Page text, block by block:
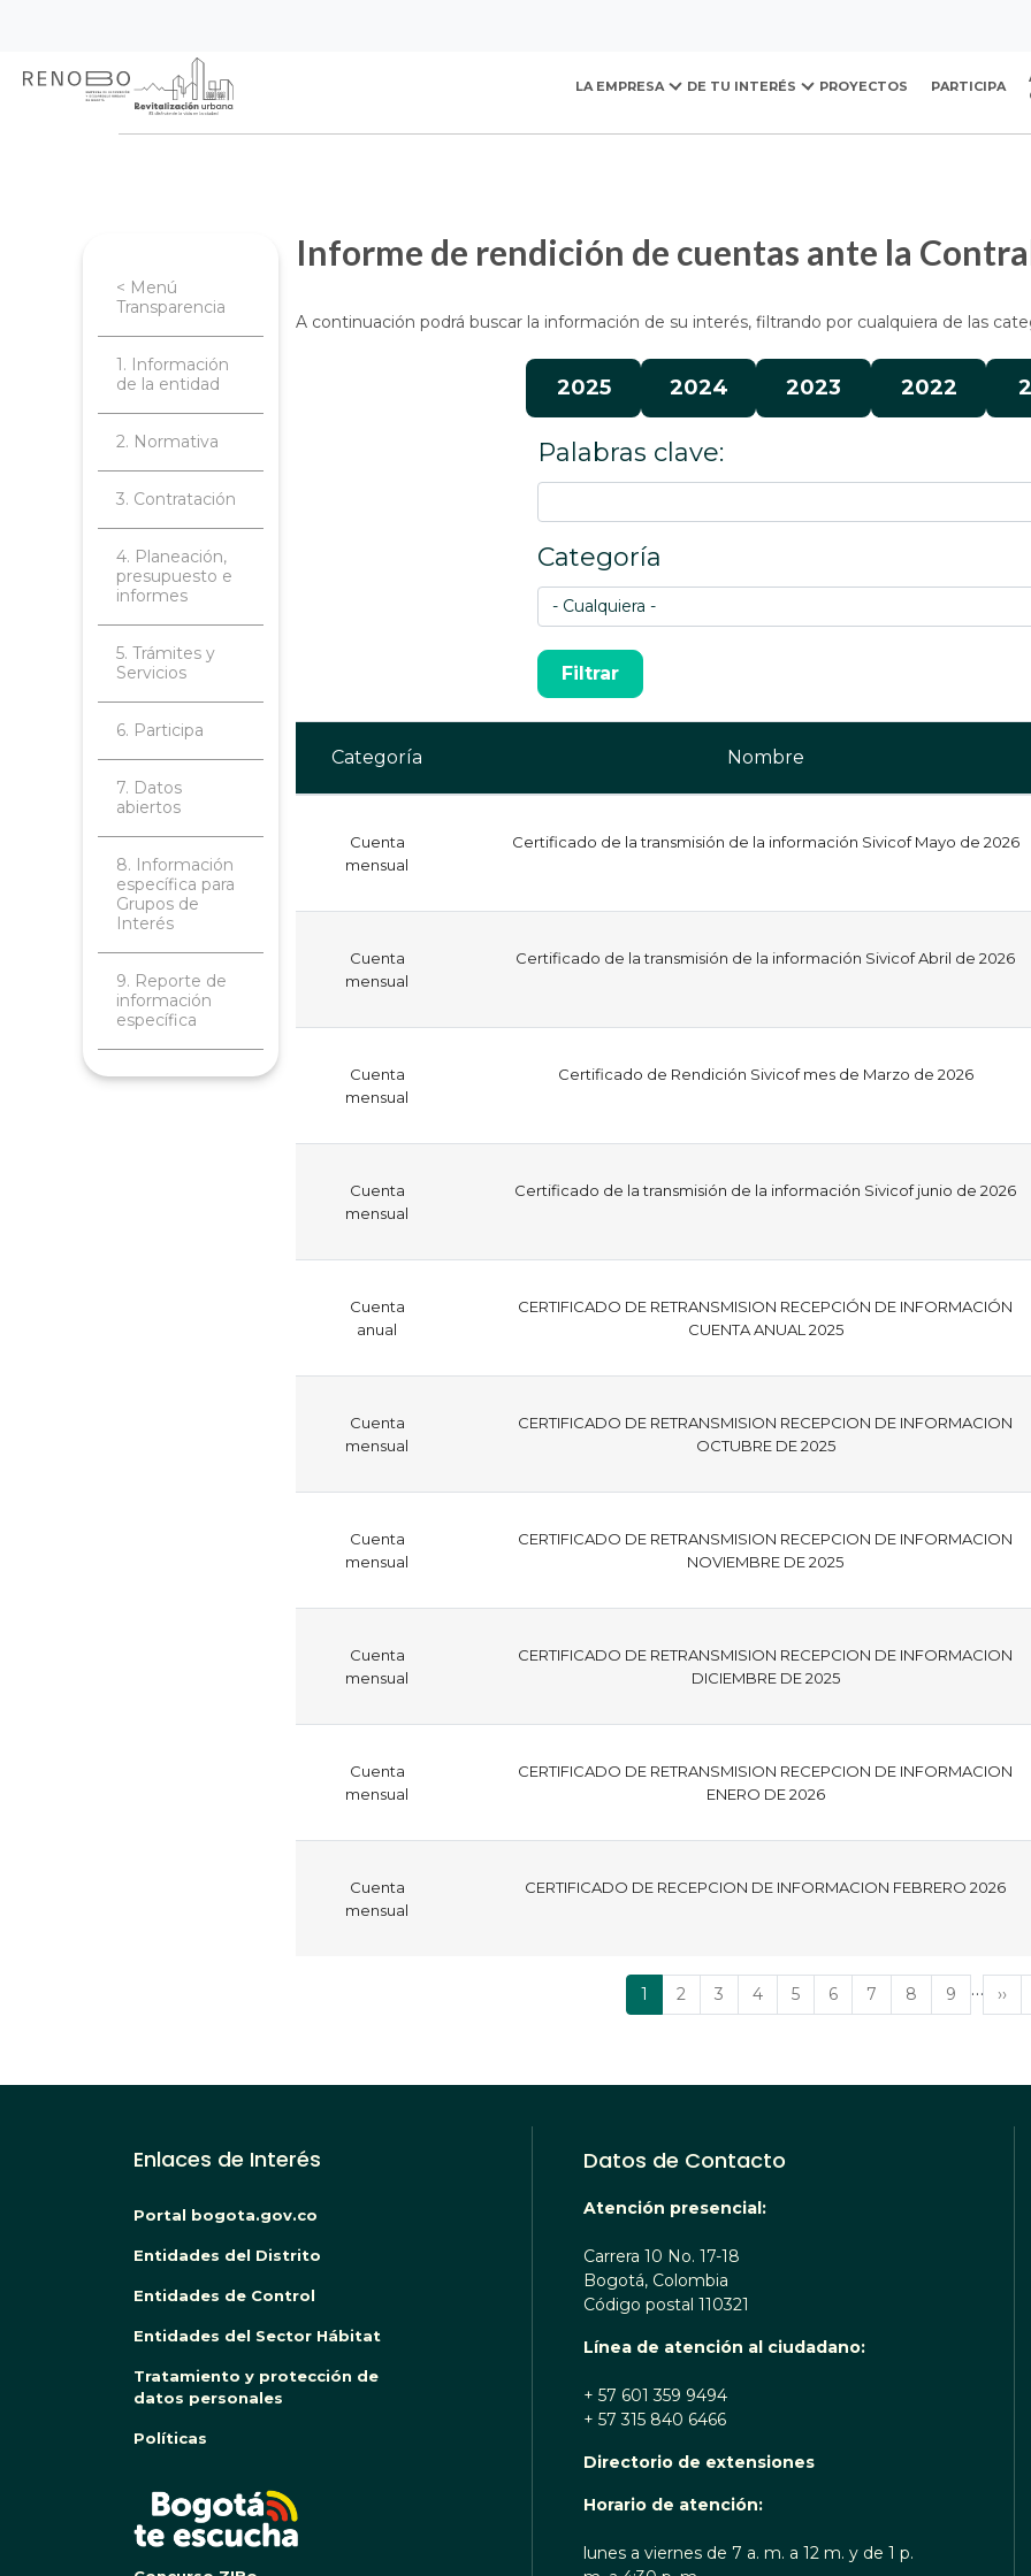
contenido
Sitio Web Empresa de Renovación y Desarrollo
LA EMPRESA DE TU INTERÉS PROYECTOS PARTICIPA
Informes de gestión, evaluación
4.7.2 Informe de rendición de cuentas ante la Contraloría
< Menú
Transparencia
1. Información
de la entidad
2. Normativa
3. Contratación
4. Planeación,
presupuesto e
informes
5. Trámites y
Servicios
6. Participa
7. Datos
abiertos
8. Información
específica para
Grupos de
Interés
9. Reporte de
información
específica
Informe de rendición de cuentas ante la
A continuación podrá buscar la información de su interés, filtrando por cualquiera de las
2025 2024 2023 2022
Palabras clave:
Categoría
Categoría Nombre
Cuenta
mensual
Certificado de la transmisión de la información Sivicof Mayo de 2026
Cuenta
mensual
Certificado de la transmisión de la información Sivicof Abril de 2026
Cuenta
mensual
Certificado de Rendición Sivicof mes de Marzo de 2026
Cuenta
mensual
Certificado de la transmisión de la información Sivicof junio de 2026
Cuenta
anual
CERTIFICADO DE RETRANSMISION RECEPCIÓN DE INFORMACIÓN
CUENTA ANUAL 2025
Cuenta
mensual
CERTIFICADO DE RETRANSMISION RECEPCION DE INFORMACION
OCTUBRE DE 2025
Cuenta
mensual
CERTIFICADO DE RETRANSMISION RECEPCION DE INFORMACION
NOVIEMBRE DE 2025
Cuenta
mensual
CERTIFICADO DE RETRANSMISION RECEPCION DE INFORMACION
DICIEMBRE DE 2025
Cuenta
mensual
CERTIFICADO DE RETRANSMISION RECEPCION DE INFORMACION
ENERO DE 2026
Cuenta
mensual
CERTIFICADO DE RECEPCION DE INFORMACION FEBRERO 2026
Página
actual
1 Página
2 Página
3 Página
4 Página
5 Página
6 Página
7 Página
8 Página
9 … ››
Enlaces de Interés
Portal bogota.gov.co
Entidades del Distrito
Entidades de Control
Entidades del Sector Hábitat
Tratamiento y protección de
datos personales
Políticas
Datos de Contacto
Atención presencial:
Carrera 10 No. 17-18
Bogotá, Colombia
Código postal 110321
Línea de atención al ciudadano:
+ 57 601 359 9494
+ 57 315 840 6466
Directorio de extensiones
Horario de atención:
lunes a viernes de 7 a. m. a 12 m. y de 1 p.